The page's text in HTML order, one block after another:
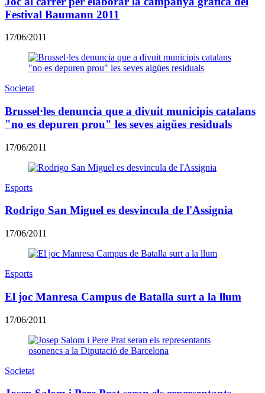
Festival Baumann 2011
17/06/2011
Societat
Brussel·les denuncia que a divuit municipis catalans
"no es depuren prou" les seves aigües residuals
17/06/2011
Esports
Rodrigo San Miguel es desvincula de l'Assignia
17/06/2011
Esports
El joc Manresa Campus de Batalla surt a la llum
17/06/2011
Societat